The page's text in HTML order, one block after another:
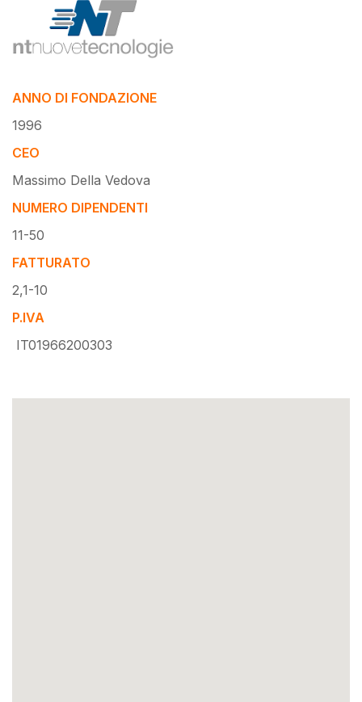
ANNO DI FONDAZIONE
1996
CEO
Massimo Della Vedova
NUMERO DIPENDENTI
11-50
FATTURATO
2,1-10
P.IVA
IT01966200303